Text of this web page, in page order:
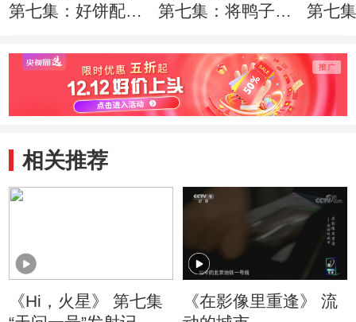
第七集：好饼配好
点在于先烙后蒸
第七集：将鸭子均
风干
第七
肉食
相关推荐
《Hi，火星》 第七集
《在影像里重逢》 流